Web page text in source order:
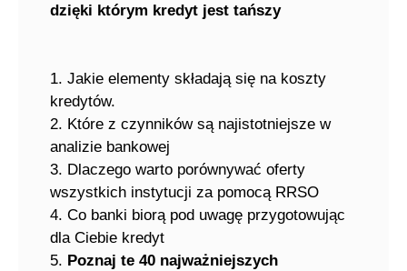
dzięki którym kredyt jest tańszy
1. Jakie elementy składają się na koszty
kredytów.
2. Które z czynników są najistotniejsze w
analizie bankowej
3. Dlaczego warto porównywać oferty
wszystkich instytucji za pomocą RRSO
4. Co banki biorą pod uwagę przygotowując
dla Ciebie kredyt
5. Poznaj te 40 najważniejszych